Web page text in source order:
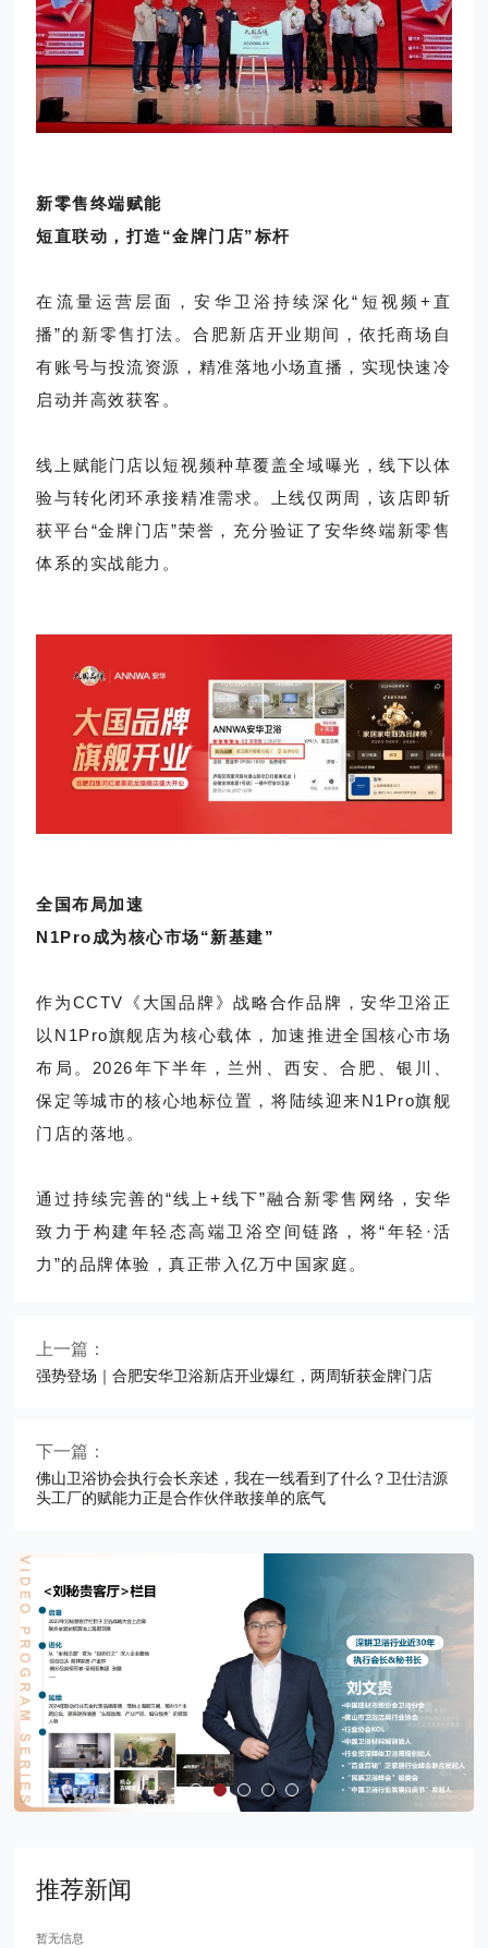
新零售终端赋能
短直联动，打造“金牌门店”标杆
在流量运营层面，安华卫浴持续深化“短视频+直
播”的新零售打法。合肥新店开业期间，依托商场自
有账号与投流资源，精准落地小场直播，实现快速冷
启动并高效获客。
线上赋能门店以短视频种草覆盖全域曝光，线下以体
验与转化闭环承接精准需求。上线仅两周，该店即斩
获平台“金牌门店”荣誉，充分验证了安华终端新零售
体系的实战能力。
全国布局加速
N1Pro成为核心市场“新基建”
作为CCTV《大国品牌》战略合作品牌，安华卫浴正
以N1Pro旗舰店为核心载体，加速推进全国核心市场
布局。2026年下半年，兰州、西安、合肥、银川、
保定等城市的核心地标位置，将陆续迎来N1Pro旗舰
门店的落地。
通过持续完善的“线上+线下”融合新零售网络，安华
致力于构建年轻态高端卫浴空间链路，将“年轻·活
力”的品牌体验，真正带入亿万中国家庭。
上一篇：
强势登场｜合肥安华卫浴新店开业爆红，两周斩获金牌门店
下一篇：
佛山卫浴协会执行会长亲述，我在一线看到了什么？卫仕洁源
头工厂的赋能力正是合作伙伴敢接单的底气
推荐新闻
暂无信息